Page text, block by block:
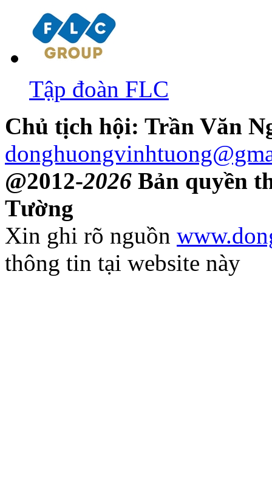
Tập đoàn FLC
Chủ tịch hội: Trần Văn
@2012-2026 Bản quyền
Tường
Xin ghi rõ nguồn
thông tin tại website này